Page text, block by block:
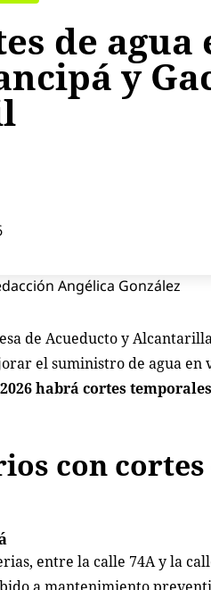
de agua
y
Angélica González
de Acueducto y
el suministro de agua en
habrá cortes
con
entre la calle 74A y la